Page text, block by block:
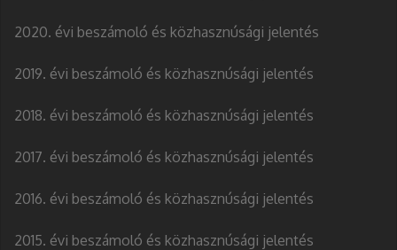
2020. évi beszámoló és közhasznúsági jelentés
2019. évi beszámoló és közhasznúsági jelentés
2018. évi beszámoló és közhasznúsági jelentés
2017. évi beszámoló és közhasznúsági jelentés
2016. évi beszámoló és közhasznúsági jelentés
2015. évi beszámoló és közhasznúsági jelentés